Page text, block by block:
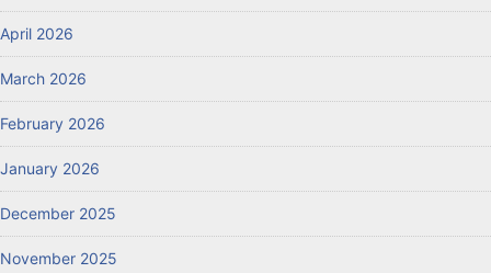
April 2026
March 2026
February 2026
January 2026
December 2025
November 2025